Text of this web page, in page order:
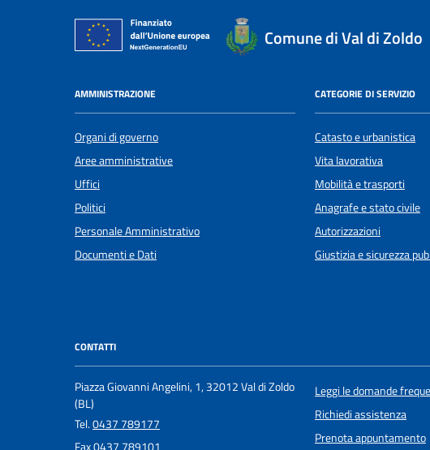
Comune di Val di Zoldo
AMMINISTRAZIONE
Organi di governo
Aree amministrative
Uffici
Politici
Personale Amministrativo
Documenti e Dati
CATEGORIE DI SERVIZIO
Catasto e urbanistica
Vita lavorativa
Mobilità e trasporti
Anagrafe e stato civile
Autorizzazioni
Giustizia e sicurezza
CONTATTI
Piazza Giovanni Angelini, 1, 32012 Val di Zoldo
(BL)
Tel.0437 789177
Fax0437 789101
Leggi le domande
Richiedi assistenza
Prenota appuntamento